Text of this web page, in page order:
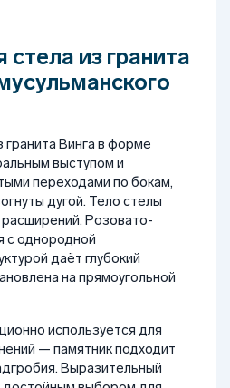
стела из гранита
гранита Винга в форме
выступом и
переходами по бокам,
дугой. Тело стелы
Розовато-
с однородной
даёт глубокий
на прямоугольной
используется для
— памятник подходит
Выразительный